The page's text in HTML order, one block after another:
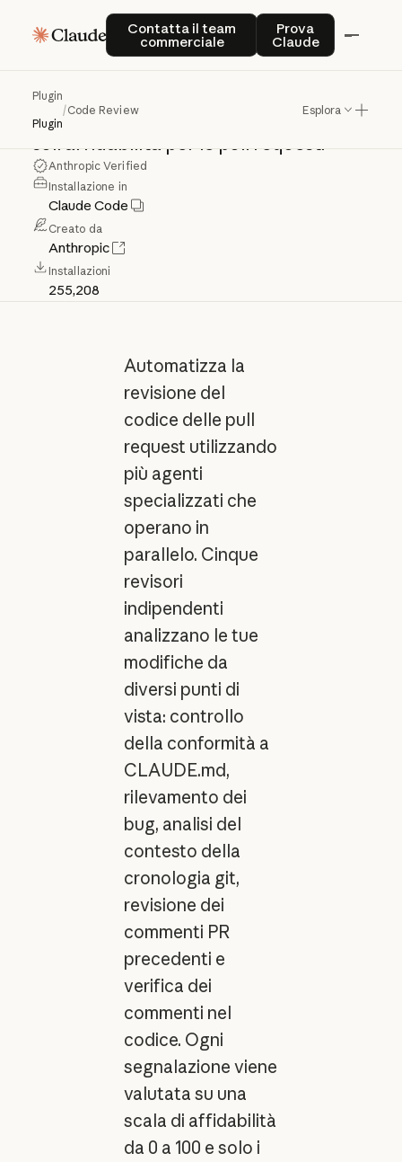
Contatta il team
commerciale
Contatta il team commerciale
Prova
Claude
Prova Claude
Plugin
Plugin
/Code Review Esplora
CodeReview
Revisione
agentispecializzati
basato
sull'affidabilitàperlepullrequest.
Anthropic Verified
Installazione in
Claude Code
Creato da
Anthropic
Installazioni
255,208
Automatizza la
revisione del
codice delle pull
request utilizzando
più agenti
specializzati che
operano in
parallelo. Cinque
revisori
indipendenti
analizzano le tue
modifiche da
diversi punti di
vista: controllo
della conformità a
CLAUDE.md,
rilevamento dei
bug, analisi del
contesto della
cronologia git,
revisione dei
commenti PR
precedenti e
verifica dei
commenti nel
codice. Ogni
segnalazione viene
valutata su una
scala di affidabilità
da 0 a 100 e solo i